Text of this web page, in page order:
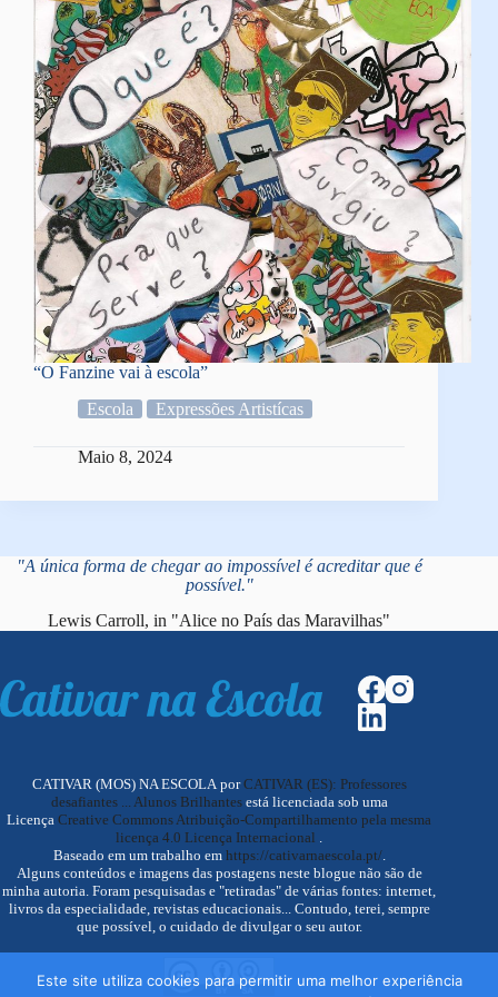
“O Fanzine vai à escola”
Escola
Expressões Artistícas
Maio 8, 2024
"A única forma de chegar ao impossível é acreditar que é
possível."
Lewis Carroll, in "Alice no País das Maravilhas"
CATIVAR (MOS) NA ESCOLA porCATIVAR (ES): Professores
desafiantes ... Alunos Brilhantesestá licenciada sob uma
LicençaCreative Commons Atribuição-Compartilhamento pela mesma
licença 4.0 Licença Internacional
Baseado em um trabalho em https://cativarnaescola.pt/.
Alguns conteúdos e imagens das postagens neste blogue não são de
minha autoria. Foram pesquisadas e "retiradas" de várias fontes: internet,
livros da especialidade, revistas educacionais... Contudo, terei, sempre
que possível, o cuidado de divulgar o seu autor.
Este site utiliza cookies para permitir uma melhor experiência